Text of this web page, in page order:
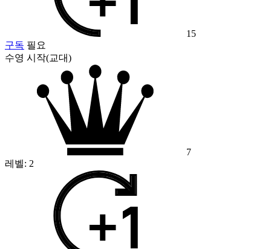
15
구독 필요
수영 시작(교대)
7
레벨: 2